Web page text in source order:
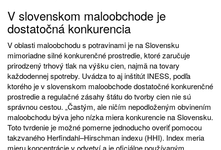
V slovenskom maloobchode je
dostatočná konkurencia
V oblasti maloobchodu s potravinami je na Slovensku
mimoriadne silné konkurenčné prostredie, ktoré zaručuje
prirodzený trhový tlak na výšku cien, najmä na tovary
každodennej spotreby. Uvádza to aj inštitút INESS, podľa
ktorého je v slovenskom maloobchode dostatočné konkurenčné
prostredie a regulačné zásahy štátu do tvorby cien nie sú
správnou cestou. „Častým, ale ničím nepodloženým obvinením
maloobchodu býva jeho nízka miera konkurencie na Slovensku.
Toto tvrdenie je možné pomerne jednoducho overiť pomocou
takzvaného Herfindahl–Hirschman indexu (HHI). Index meria
mieru koncentrácie v odvetví a je oficiálne používaným